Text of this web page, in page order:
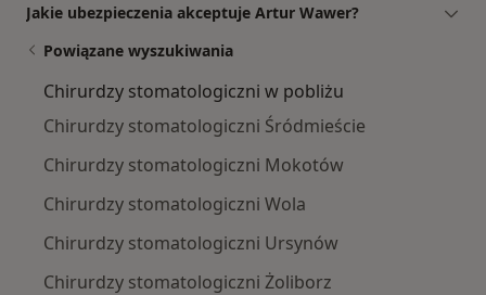
Jakie ubezpieczenia akceptuje Artur Wawer?
Powiązane wyszukiwania
Chirurdzy stomatologiczni w pobliżu
Chirurdzy stomatologiczni Śródmieście
Chirurdzy stomatologiczni Mokotów
Chirurdzy stomatologiczni Wola
Chirurdzy stomatologiczni Ursynów
Chirurdzy stomatologiczni Żoliborz